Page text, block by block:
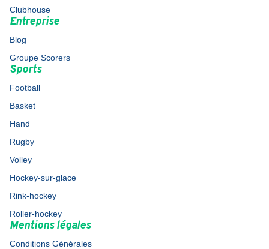
Clubhouse
Entreprise
Blog
Groupe Scorers
Sports
Football
Basket
Hand
Rugby
Volley
Hockey-sur-glace
Rink-hockey
Roller-hockey
Mentions légales
Conditions Générales